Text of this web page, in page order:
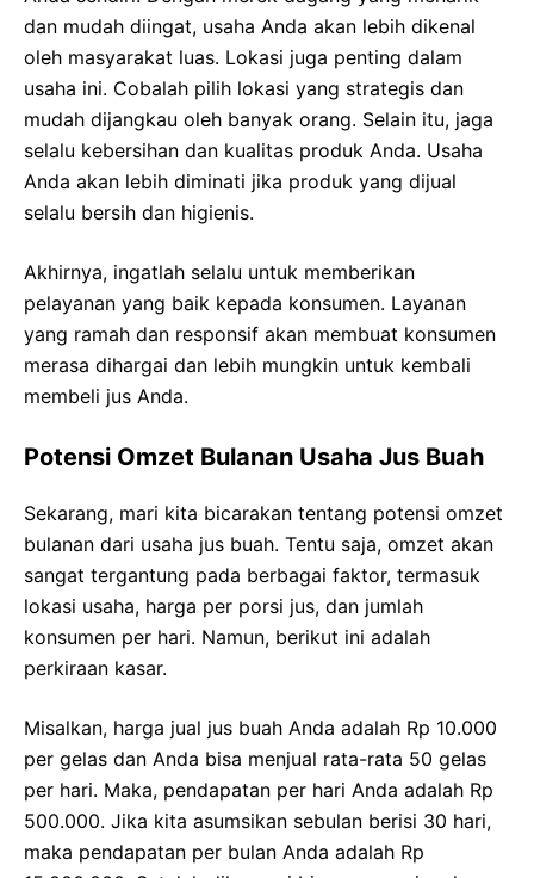
dan mudah diingat, usaha Anda akan lebih dikenal
oleh masyarakat luas. Lokasi juga penting dalam
usaha ini. Cobalah pilih lokasi yang strategis dan
mudah dijangkau oleh banyak orang. Selain itu, jaga
selalu kebersihan dan kualitas produk Anda. Usaha
Anda akan lebih diminati jika produk yang dijual
selalu bersih dan higienis.
Akhirnya, ingatlah selalu untuk memberikan
pelayanan yang baik kepada konsumen. Layanan
yang ramah dan responsif akan membuat konsumen
merasa dihargai dan lebih mungkin untuk kembali
membeli jus Anda.
Potensi Omzet Bulanan Usaha Jus Buah
Sekarang, mari kita bicarakan tentang potensi omzet
bulanan dari usaha jus buah. Tentu saja, omzet akan
sangat tergantung pada berbagai faktor, termasuk
lokasi usaha, harga per porsi jus, dan jumlah
konsumen per hari. Namun, berikut ini adalah
perkiraan kasar.
Misalkan, harga jual jus buah Anda adalah Rp 10.000
per gelas dan Anda bisa menjual rata-rata 50 gelas
per hari. Maka, pendapatan per hari Anda adalah Rp
500.000. Jika kita asumsikan sebulan berisi 30 hari,
maka pendapatan per bulan Anda adalah Rp